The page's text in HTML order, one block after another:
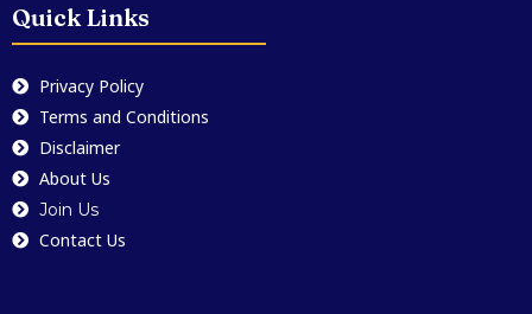
Quick Links
Privacy Policy
Terms and Conditions
Disclaimer
About Us
Join Us
Contact Us